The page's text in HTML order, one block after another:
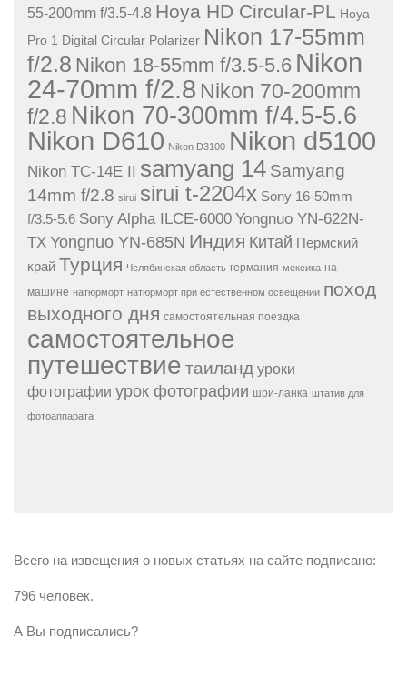
55-200mm f/3.5-4.8 Hoya HD Circular-PL Hoya
Pro 1 Digital Circular Polarizer Nikon 17-55mm
f/2.8 Nikon 18-55mm f/3.5-5.6 Nikon
24-70mm f/2.8 Nikon 70-200mm
f/2.8 Nikon 70-300mm f/4.5-5.6
Nikon D610 Nikon D3100 Nikon d5100
Nikon TC-14E II samyang 14 Samyang
14mm f/2.8 sirui sirui t-2204x Sony 16-50mm
f/3.5-5.6 Sony Alpha ILCE-6000 Yongnuo YN-622N-
TX Yongnuo YN-685N Индия Китай Пермский
край Турция Челябинская область германия мексика на
машине натюрморт натюрморт при естественном освещении поход
выходного дня самостоятельная поездка
самостоятельное
путешествие таиланд уроки
фотографии урок фотографии шри-ланка штатив для
фотоаппарата
Всего на извещения о новых статьях на сайте подписано:
796 человек.
А Вы подписались?